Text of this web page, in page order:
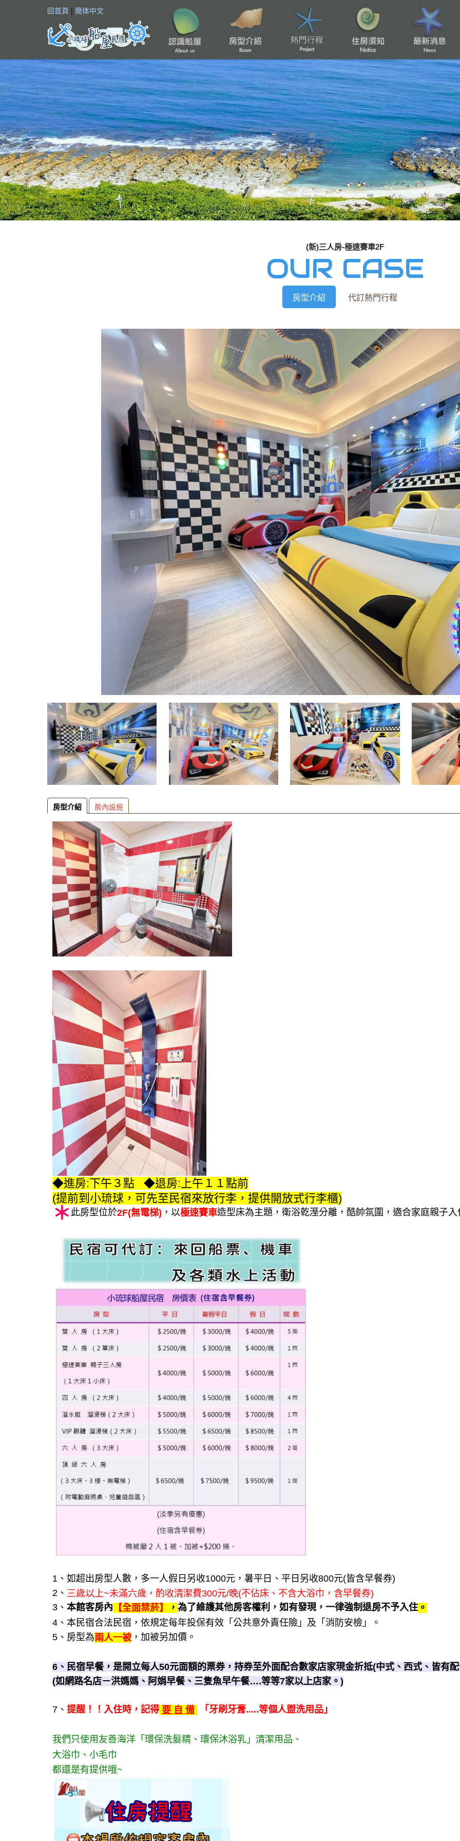
回首頁 | 簡体中文
(新)三人房-極速賽車2F
OUR CASE
房型介紹 代訂熱門行程
房型介紹 房內設施
◆進房:下午３點 ◆退房:上午１１點前
(提前到小琉球，可先至民宿來放行李，提供開放式行李櫃)
＊ 此房型位於2F(無電梯) ，以極速賽車造型床為主題，衛浴乾溼分離，酷帥氛圍，適合家庭親子入
1、如超出房型人數，多一人假日另收1000元，暑平日、平日另收800元(皆含早餐券)
2、 三歲以上~未滿六歲，酌收清潔費300元/晚(不佔床、不含大浴巾，含早餐券)
3、 本館客房內 【全面禁菸】 ， 為了維護其他房客權利，如有發現，一律強制退房不予入住 。
4、 本民宿合法民宿，依規定每年投保有效「公共意外責任險」及「消防安檢」
。
5、房型為兩人一被 ，加被另加價。
6、民宿早餐，是開立每人50元面額的票券，持券至外面配合數家店家現金折抵(中式、西式、皆有
(如網路名店－洪媽媽、阿娟早餐、三隻魚早午餐….等等7家以上店家。)
7、 提醒！！入住時，記得 要 自 備 「牙刷牙膏.....等個人盥洗用品」
我們只使用友善海洋「環保洗髮精、環保沐浴乳」清潔用品、
大浴巾、小毛巾
都還是有提供哦~